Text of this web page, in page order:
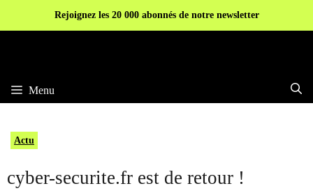
Rejoignez les 20 000 abonnés de notre newsletter
Menu
Actu
cyber-securite.fr est de retour !